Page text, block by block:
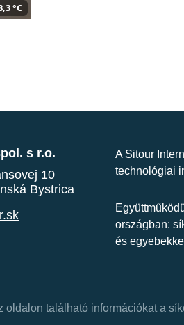
°C
s r.o.
10
Bystrica
A Sitour
technológiai
országban:
és
oldalon található információkat a